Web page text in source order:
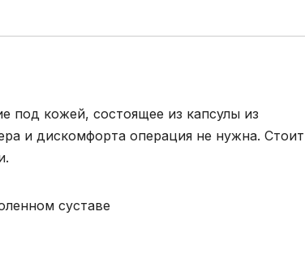
под кожей, состоящее из капсулы из
и дискомфорта операция не нужна. Стоит